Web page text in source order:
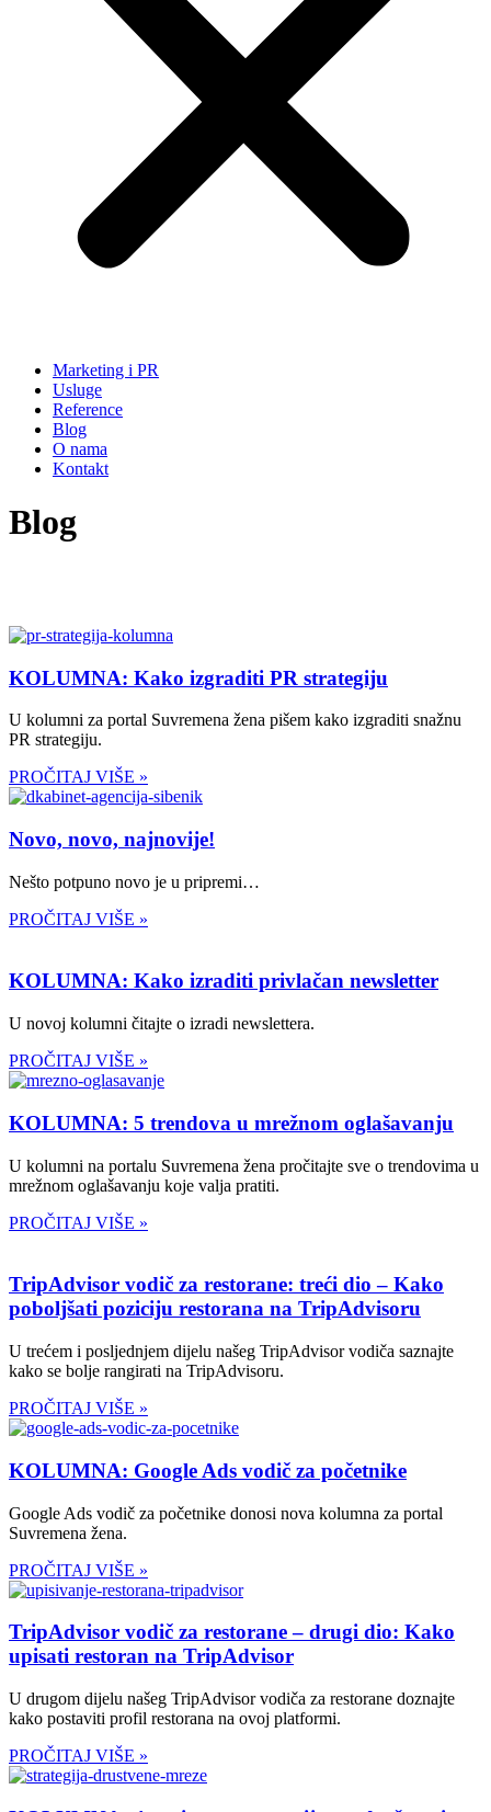
Marketing i PR
Usluge
Reference
Blog
O nama
Kontakt
Blog
KOLUMNA: Kako izgraditi PR strategiju
U kolumni za portal Suvremena žena pišem kako izgraditi snažnu
PR strategiju.
PROČITAJ VIŠE »
Novo, novo, najnovije!
Nešto potpuno novo je u pripremi…
PROČITAJ VIŠE »
KOLUMNA: Kako izraditi privlačan newsletter
U novoj kolumni čitajte o izradi newslettera.
PROČITAJ VIŠE »
KOLUMNA: 5 trendova u mrežnom oglašavanju
U kolumni na portalu Suvremena žena pročitajte sve o trendovima u
mrežnom oglašavanju koje valja pratiti.
PROČITAJ VIŠE »
TripAdvisor vodič za restorane: treći dio – Kako
poboljšati poziciju restorana na TripAdvisoru
U trećem i posljednjem dijelu našeg TripAdvisor vodiča saznajte
kako se bolje rangirati na TripAdvisoru.
PROČITAJ VIŠE »
KOLUMNA: Google Ads vodič za početnike
Google Ads vodič za početnike donosi nova kolumna za portal
Suvremena žena.
PROČITAJ VIŠE »
TripAdvisor vodič za restorane – drugi dio: Kako
upisati restoran na TripAdvisor
U drugom dijelu našeg TripAdvisor vodiča za restorane doznajte
kako postaviti profil restorana na ovoj platformi.
PROČITAJ VIŠE »